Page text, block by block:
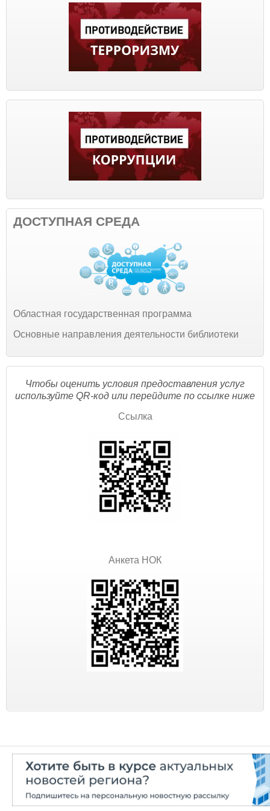
ДОСТУПНАЯ СРЕДА
Областная государственная программа
Основные направления деятельности библиотеки
Чтобы оценить условия предоставления услуг
используйте QR-код или перейдите по ссылке ниже
Ссылка
Анкета НОК